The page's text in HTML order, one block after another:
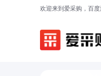
欢迎来到爱采购，百